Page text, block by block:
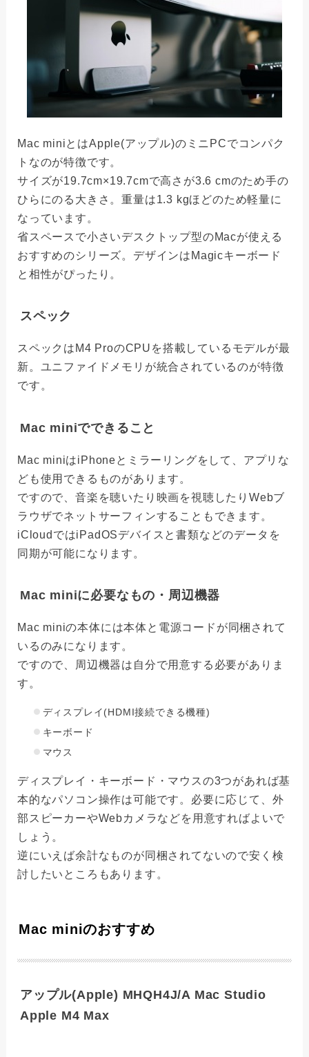
Mac miniとはApple(アップル)のミニPCでコンパク
トなのが特徴です。
サイズが19.7cm×19.7cmで高さが3.6 cmのため手の
ひらにのる大きさ。重量は1.3 kgほどのため軽量に
なっています。
省スペースで小さいデスクトップ型のMacが使える
おすすめのシリーズ。デザインはMagicキーボード
と相性がぴったり。
スペック
スペックはM4 ProのCPUを搭載しているモデルが最
新。ユニファイドメモリが統合されているのが特徴
です。
Mac miniでできること
Mac miniはiPhoneとミラーリングをして、アプリな
ども使用できるものがあります。
ですので、音楽を聴いたり映画を視聴したりWebブ
ラウザでネットサーフィンすることもできます。
iCloudではiPadOSデバイスと書類などのデータを
同期が可能になります。
Mac miniに必要なもの・周辺機器
Mac miniの本体には本体と電源コードが同梱されて
いるのみになります。
ですので、周辺機器は自分で用意する必要がありま
す。
ディスプレイ(HDMI接続できる機種)
キーボード
マウス
ディスプレイ・キーボード・マウスの3つがあれば基
本的なパソコン操作は可能です。必要に応じて、外
部スピーカーやWebカメラなどを用意すればよいで
しょう。
逆にいえば余計なものが同梱されてないので安く検
討したいところもあります。
Mac miniのおすすめ
アップル(Apple) MHQH4J/A Mac Studio
Apple M4 Max